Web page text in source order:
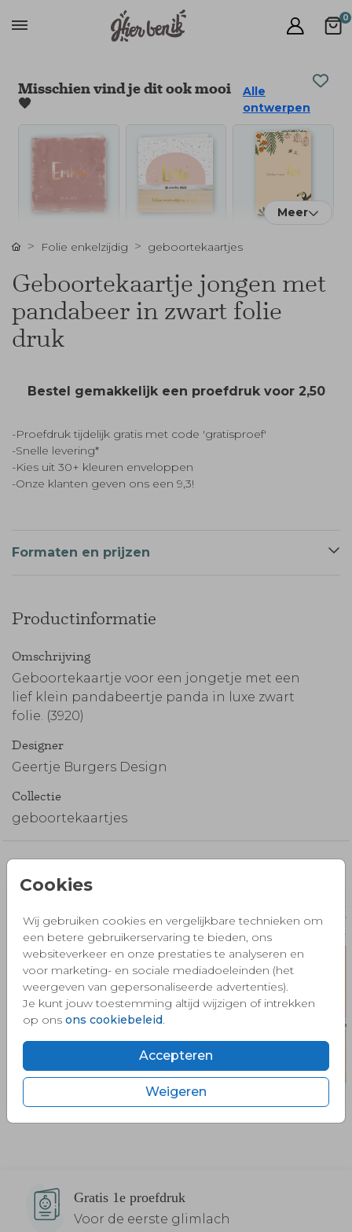
0
Cookies
Wij gebruiken cookies en vergelijkbare technieken om
een betere gebruikerservaring te bieden, ons
websiteverkeer en onze prestaties te analyseren en
voor marketing- en sociale mediadoeleinden (het
weergeven van gepersonaliseerde advertenties).
Je kunt jouw toestemming altijd wijzigen of intrekken
op ons ons cookiebeleid
Accepteren
Weigeren
Misschien vind je dit ook mooi
🧡
Alle
ontwerpen
Meer
Folie enkelzijdig geboortekaartjes
Geboortekaartje jongen met
pandabeer in zwart folie
druk
Bestel gemakkelijk een proefdruk voor 2,50
-Proefdruk tijdelijk gratis met code 'gratisproef'
-Snelle levering*
-Kies uit 30+ kleuren enveloppen
-Onze klanten geven ons een 9,3!
Formaten en prijzen
Productinformatie
Omschrijving
Geboortekaartje voor een jongetje met een
lief klein pandabeertje panda in luxe zwart
folie. (3920)
Designer
Geertje Burgers Design
Collectie
geboortekaartjes
Gratis 1e proefdruk
Voor de eerste glimlach